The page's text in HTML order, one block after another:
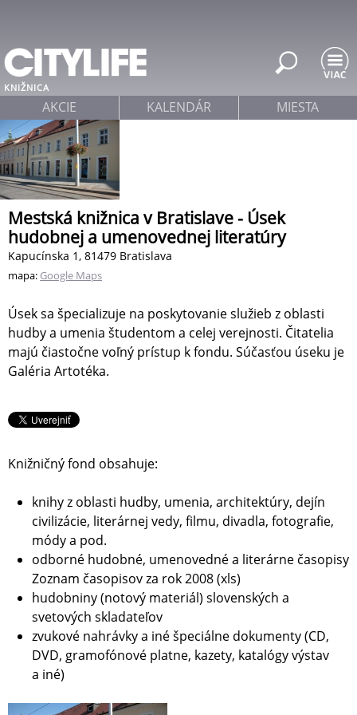
KNIŽNICA
Mestská knižnica v Bratislave - Úsek
hudobnej a umenovednej literatúry
Kapucínska 1, 81479 Bratislava
mapa: Google Maps
Úsek sa špecializuje na poskytovanie služieb z oblasti
hudby a umenia študentom a celej verejnosti. Čitatelia
majú čiastočne voľný prístup k fondu. Súčasťou úseku je
Galéria Artotéka.
Knižničný fond obsahuje:
knihy z oblasti hudby, umenia, architektúry, dejín
civilizácie, literárnej vedy, filmu, divadla, fotografie,
módy a pod.
odborné hudobné, umenovedné a literárne časopisy
Zoznam časopisov za rok 2008 (xls)
hudobniny (notový materiál) slovenských a
svetových skladateľov
zvukové nahrávky a iné špeciálne dokumenty (CD,
DVD, gramofónové platne, kazety, katalógy výstav
a iné)
AKCIE KALENDÁR MIESTA